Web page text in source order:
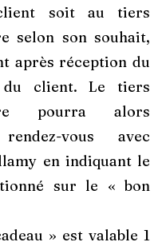
soit au tiers
selon son souhait,
après réception du
du client. Le tiers
pourra alors
vous avec
en indiquant le
sur le « bon
» est valable 1